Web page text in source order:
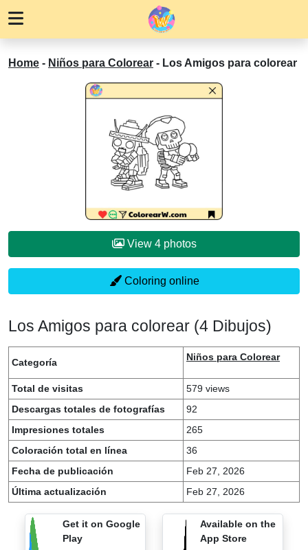
Home - Niños para Colorear - Los Amigos para colorear
View 4 photos
Coloring online
Los Amigos para colorear (4 Dibujos)
Categoría Niños para Colorear
Total de visitas
579 views
Descargas totales de fotografías
92
Impresiones totales
265
Coloración total en línea
36
Fecha de publicación
Feb 27, 2026
Última actualización
Feb 27, 2026
Get it on Google
Play
Available on the
App Store